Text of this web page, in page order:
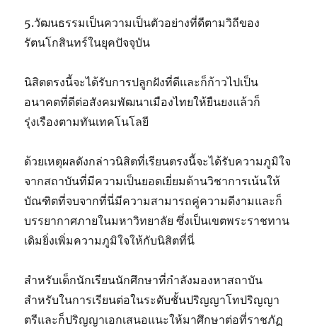
5.วัฒนธรรมเป็นความเป็นตัวอย่างที่ดีตามวิถีของ
รัตนโกสินทร์ในยุคปัจจุบัน
นิสิตตรงนี้จะได้รับการปลูกฝังที่ดีและก็ก้าวไปเป็น
อนาคตที่ดีต่อสังคมพัฒนาเมืองไทยให้ยืนยงแล้วก็
รุ่งเรืองตามทันเทคโนโลยี
ด้วยเหตุผลดังกล่าวนิสิตที่เรียนตรงนี้จะได้รับความภูมิใจ
จากสถาบันที่มีความเป็นยอดเยี่ยมด้านวิชาการเน้นให้
บัณฑิตที่จบจากที่นี่มีความสามารถคู่ความดีงามและก็
บรรยากาศภายในมหาวิทยาลัย ซึ่งเป็นเขตพระราชทาน
เดิมยิ่งเพิ่มความภูมิใจให้กับนิสิตที่นี่
สำหรับเด็กนักเรียนนักศึกษาที่กำลังมองหาสถาบัน
สำหรับในการเรียนต่อในระดับชั้นปริญญาโทปริญญา
ตรีและก็ปริญญาเอกเสนอแนะให้มาศึกษาต่อที่ราชภัฏ